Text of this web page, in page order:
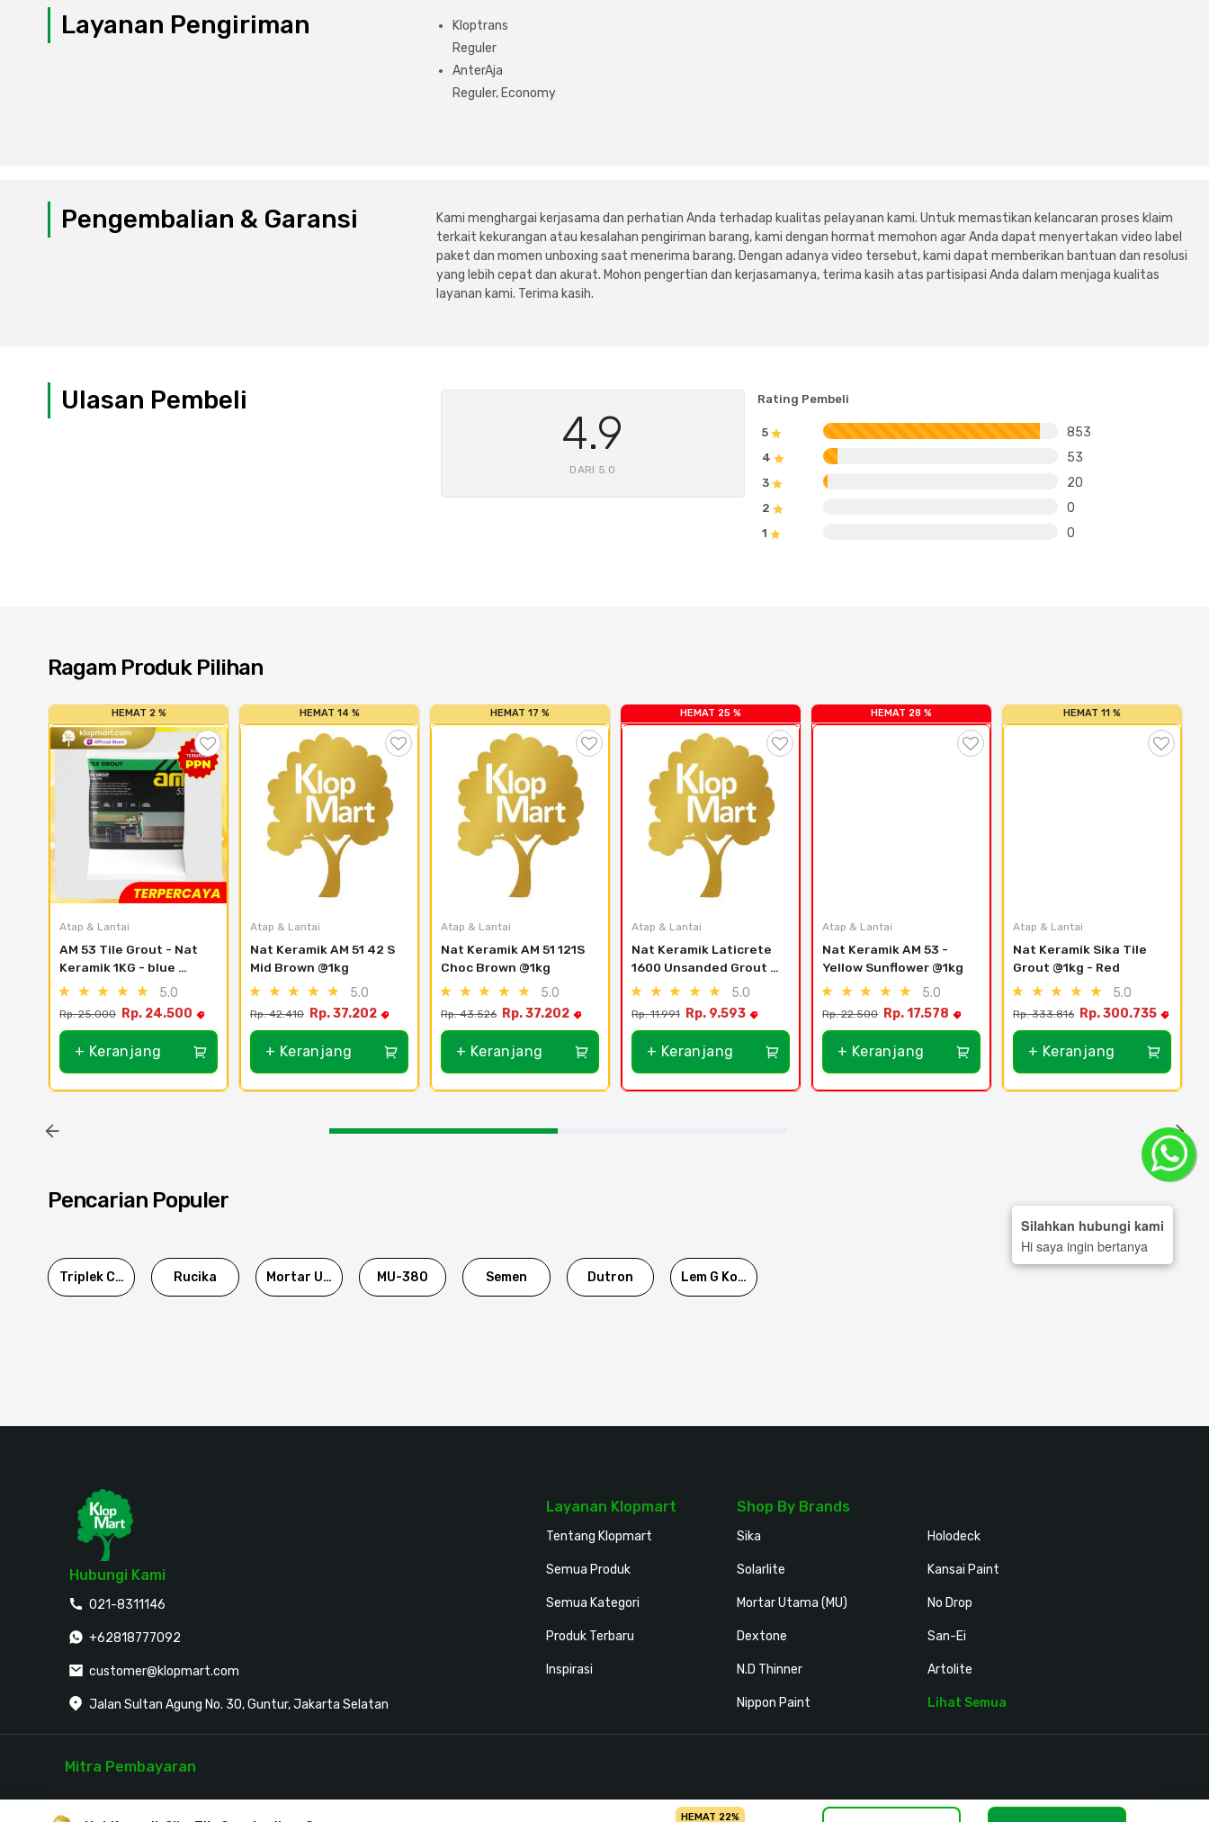
Layanan Pengiriman
Kloptrans
Reguler
AnterAja
Reguler, Economy
Pengembalian & Garansi
Kami menghargai kerjasama dan perhatian Anda terhadap kualitas pelayanan kami. Untuk memastikan kelancaran proses klaim
terkait kekurangan atau kesalahan pengiriman barang, kami dengan hormat memohon agar Anda dapat menyertakan video label
paket dan momen unboxing saat menerima barang. Dengan adanya video tersebut, kami dapat memberikan bantuan dan resolusi
yang lebih cepat dan akurat. Mohon pengertian dan kerjasamanya, terima kasih atas partisipasi Anda dalam menjaga kualitas
layanan kami. Terima kasih.
Ulasan Pembeli
4.9
DARI 5.0
Rating Pembeli
5 853
4 53
3 20
2 0
1 0
HEMAT 22%
Ragam Produk Pilihan
HEMAT 2 %
Atap & Lantai
AM 53 Tile Grout - Nat
Keramik 1KG - blue
aster
5.0
Rp. 25.000 Rp. 24.500
+ Keranjang
HEMAT 14 %
Atap & Lantai
Nat Keramik AM 51 42 S
Mid Brown @1kg
5.0
Rp. 42.410 Rp. 37.202
+ Keranjang
HEMAT 17 %
Atap & Lantai
Nat Keramik AM 51 121S
Choc Brown @1kg
5.0
Rp. 43.526 Rp. 37.202
+ Keranjang
HEMAT 25 %
Atap & Lantai
Nat Keramik Laticrete
1600 Unsanded Grout
1Kg - Silk
5.0
Rp. 11.991 Rp. 9.593
+ Keranjang
HEMAT 28 %
Atap & Lantai
Nat Keramik AM 53 -
Yellow Sunflower @1kg
5.0
Rp. 22.500 Rp. 17.578
+ Keranjang
HEMAT 11 %
Atap & Lantai
Nat Keramik Sika Tile
Grout @1kg - Red
5.0
Rp. 333.816 Rp. 300.735
+ Keranjang
Pencarian Populer
Triplek Cor Rucika Mortar Utama MU-380 Semen Dutron Lem G Korea
Hubungi Kami
021-8311146
+62818777092
customer@klopmart.com
Jalan Sultan Agung No. 30, Guntur, Jakarta Selatan
Layanan Klopmart
Tentang Klopmart
Semua Produk
Semua Kategori
Produk Terbaru
Inspirasi
Shop By Brands
Sika
Solarlite
Mortar Utama (MU)
Dextone
N.D Thinner
Nippon Paint
Holodeck
Kansai Paint
No Drop
San-Ei
Artolite
Lihat Semua
Mitra Pembayaran
Silahkan hubungi kami
Hi saya ingin bertanya